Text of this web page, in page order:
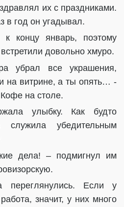
их с праздниками.
в год он угадывал.
к концу январь, поэтому
довольно хмуро.
убрал все украшения,
на витрине, а ты опять… -
на столе.
улыбку. Как будто
служила убедительным
дела! – подмигнул им
переглянулись. Если у
значит, у них много